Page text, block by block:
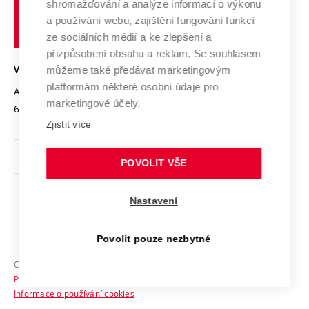
Transfer znalostí
Open Science
Projekty
Projekty ze strukturálních fondů
Specifický výzkum
Služby univerzity
Mezinárodní dohody
Univerzitní sítě
Udržitelná univerzita
Podnikavá univerzita / ContriBUTe
Bezpečná univerzita
Vyznamenání
Organizační struktura
Ochrana osobních údajů
odkaz)
Sociální bezpečí
HR Award
učení
technické
VYSOKÉ UČENÍ TECHNICKÉ V BRNĚ
Antonínská 548/1
602 00 Brno
www.vut.cz
vut@vutbr.cz
Copyright © 2026 VUT
Prohlášení o přístupnosti
Informace o používání cookies
shromažďování a analýze informací o výkonu
a používání webu, zajištění fungování funkcí
ze sociálních médií a ke zlepšení a
přizpůsobení obsahu a reklam. Se souhlasem
můžeme také předávat marketingovým
platformám některé osobní údaje pro
marketingové účely.
Zjistit více
POVOLIT VŠE
Nastavení
Povolit pouze nezbytné